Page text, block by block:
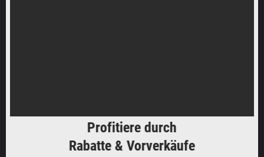
Profitiere durch
Rabatte & Vorverkäufe